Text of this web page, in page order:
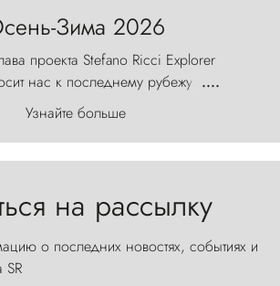
Зима 2026
проекта Stefano Ricci Explorer
нас к последнему рубежу
мира, где ветер с
яростью ваяет ландшафт, а пики
Пайне, словно каменные стражи,
....
Узнайте больше
на рассылку
о последних новостях, событиях и
SR